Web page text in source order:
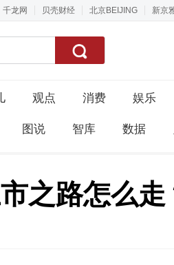
千龙网 贝壳财经 北京BEIJING 新京
观点 消费 娱乐
图说 智库 数据
之路怎么走